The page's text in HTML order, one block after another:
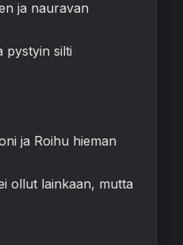
ja nauravan
pystyin silti
ja Roihu hieman
ollut lainkaan, mutta